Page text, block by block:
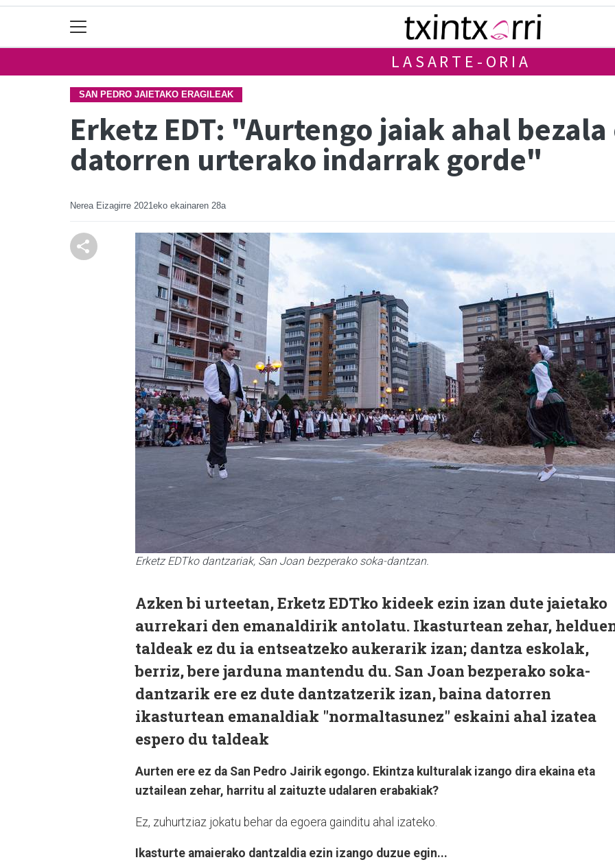
LASARTE-ORIA
SAN PEDRO JAIETAKO ERAGILEAK
Erketz EDT: "Aurtengo jaiak ahal
datorren urterako indarrak gorde"
Nerea Eizagirre 2021eko ekainaren 28a
Erketz EDTko dantzariak, San Joan bezperako soka-dantzan.
Azken bi urteetan, Erketz EDTko kideek ezin izan dute jaietako
aurrekari den emanaldirik antolatu. Ikasturtean zehar,
taldeak ez du ia entseatzeko aukerarik izan; dantza eskolak,
berriz, bere jarduna mantendu du. San Joan bezperako soka-
dantzarik ere ez dute dantzatzerik izan, baina datorren
ikasturtean emanaldiak "normaltasunez" eskaini ahal izatea
espero du taldeak
Aurten ere ez da San Pedro Jairik egongo. Ekintza kulturalak izango dira ekaina eta
uztailean zehar, harritu al zaituzte udalaren erabakiak?
Ez, zuhurtziaz jokatu behar da egoera gainditu ahal izateko.
Ikasturte amaierako dantzaldia ezin izango duzue egin...